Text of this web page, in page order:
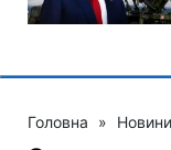
Головна » Новини